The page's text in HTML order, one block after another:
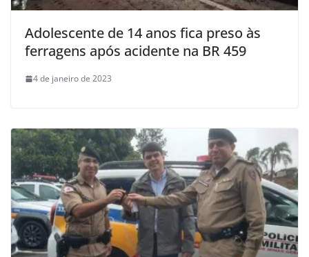
Adolescente de 14 anos fica preso às
ferragens após acidente na BR 459
4 de janeiro de 2023